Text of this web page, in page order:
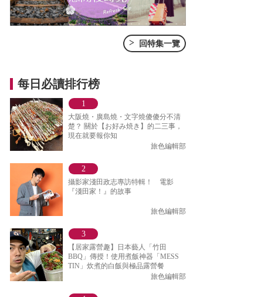
> 回特集一覽
每日必讀排行榜
大阪燒・廣島燒・文字燒傻傻分不清
楚？ 關於【お好み焼き】的二三事，
現在就要報你知
旅色編輯部
攝影家淺田政志專訪特輯！ 電影
『淺田家！』的故事
旅色編輯部
【居家露營趣】日本藝人「竹田
BBQ」傳授！使用煮飯神器「MESS
TIN」炊煮的白飯與極品露營餐
旅色編輯部